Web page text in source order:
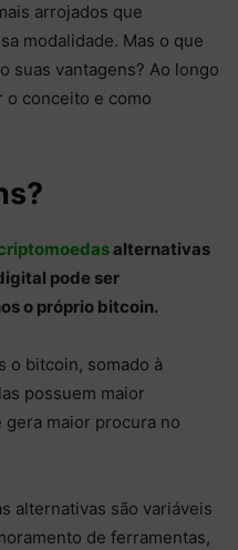
arrojados que
modalidade. Mas o que
suas vantagens? Ao longo
o conceito e como
alternativas
pode ser
o próprio bitcoin.
o bitcoin, somado à
possuem maior
gera maior procura no
alternativas são variáveis
de ferramentas,